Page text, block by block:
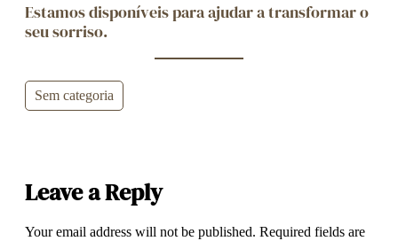
Estamos disponíveis para ajudar a transformar o
seu sorriso.
Sem categoria
Leave a Reply
Your email address will not be published. Required fields are